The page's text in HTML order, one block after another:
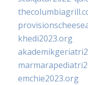
khedi2023.org
emchie2023.org